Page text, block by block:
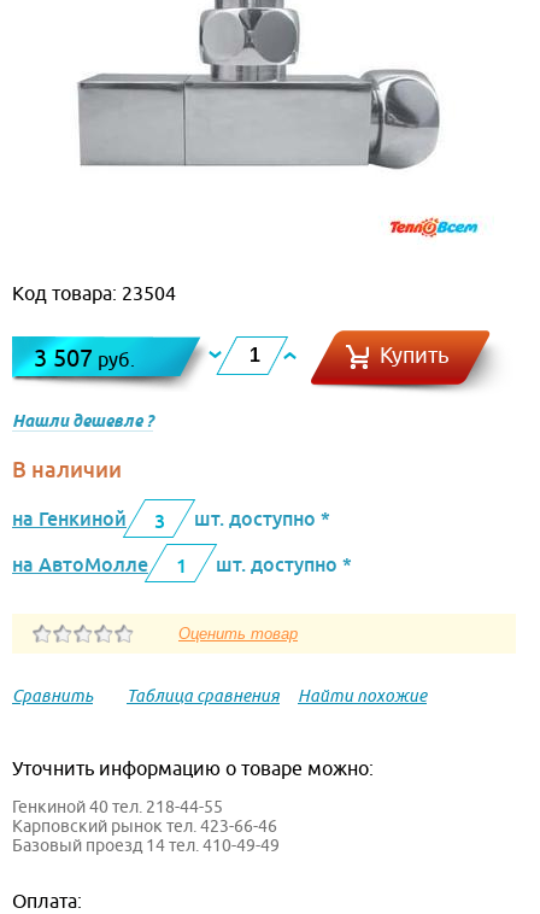
Код товара: 23504
3 507 руб. Купить
Нашли дешевле ?
В наличии
на Генкиной 3
шт. доступно *
на АвтоМолле
1 шт. доступно *
Сравнить Таблица сравнения Найти похожие
Уточнить информацию о товаре можно:
Генкиной 40 тел. 218-44-55
Карповский рынок тел. 423-66-46
Базовый проезд 14 тел. 410-49-49
Оплата: